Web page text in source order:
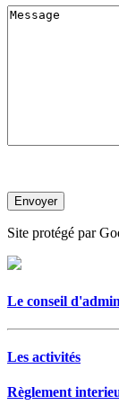
Site protégé par
Le conseil
Les activités
Règlement